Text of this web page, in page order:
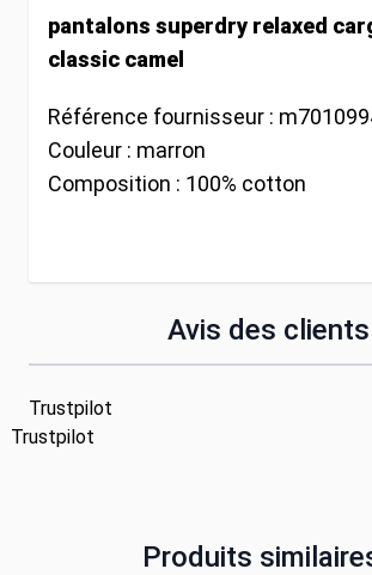
pantalons superdry relaxed
classic camel
Référence fournisseur :
Couleur : marron
Composition : 100% cotton
Avis des clients
Trustpilot
Trustpilot
Produits